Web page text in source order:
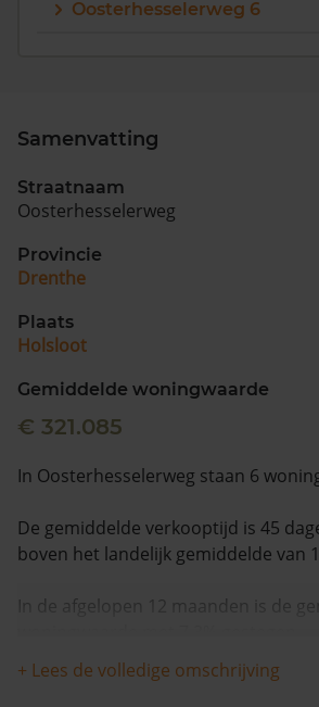
Oosterhesselerweg 6
Samenvatting
Straatnaam
Oosterhesselerweg
Provincie
Drenthe
Plaats
Holsloot
Gemiddelde woningwaarde
€ 321.085
In Oosterhesselerweg staan 6
De gemiddelde verkooptijd is 45
boven het landelijk gemiddelde van
In de afgelopen 12 maanden is de
+ Lees de volledige omschrijving